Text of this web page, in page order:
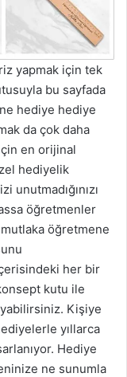
yapmak için tek
bu sayfada
hediye hediye
da çok daha
en orijinal
hediyelik
öğretmenler
öğretmene
her bir
kutu ile
Kişiye
yıllarca
Hediye
ne sunumla